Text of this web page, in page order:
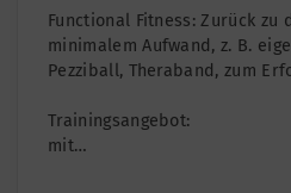
Functional Fitness: Zurück zu
minimalem Aufwand, z. B.
Pezziball, Theraband, zum
Trainingsangebot:
mit…